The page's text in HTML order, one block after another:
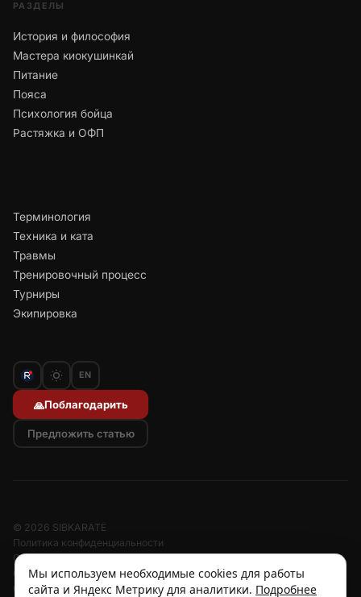
РАЗДЕЛЫ
История и философия
Мастера киокушинкай
Питание
Пояса
Психология бойца
Растяжка и ОФП
Терминология
Техника и ката
Травмы
Тренировочный процесс
Турниры
Экипировка
EN
🙏Поблагодарить
Предложить статью
© 2026 SIBKARATE
Политика конфиденциальности
Отписаться от рассылок
Согласие на обработку персональных данных
Согласие на рассылку
Мы используем необходимые cookies для работы
сайта и Яндекс Метрику для аналитики. Подробнее